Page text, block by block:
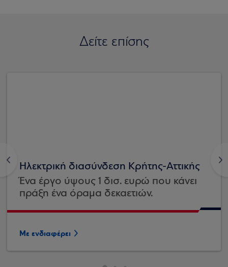
Δείτε επίσης
<
Ηλεκτρική διασύνδεση Κρήτης-Αττικής
Ένα έργο ύψους 1 δισ. ευρώ που κάνει
πράξη ένα όραμα δεκαετιών.
Με ενδιαφέρει
>